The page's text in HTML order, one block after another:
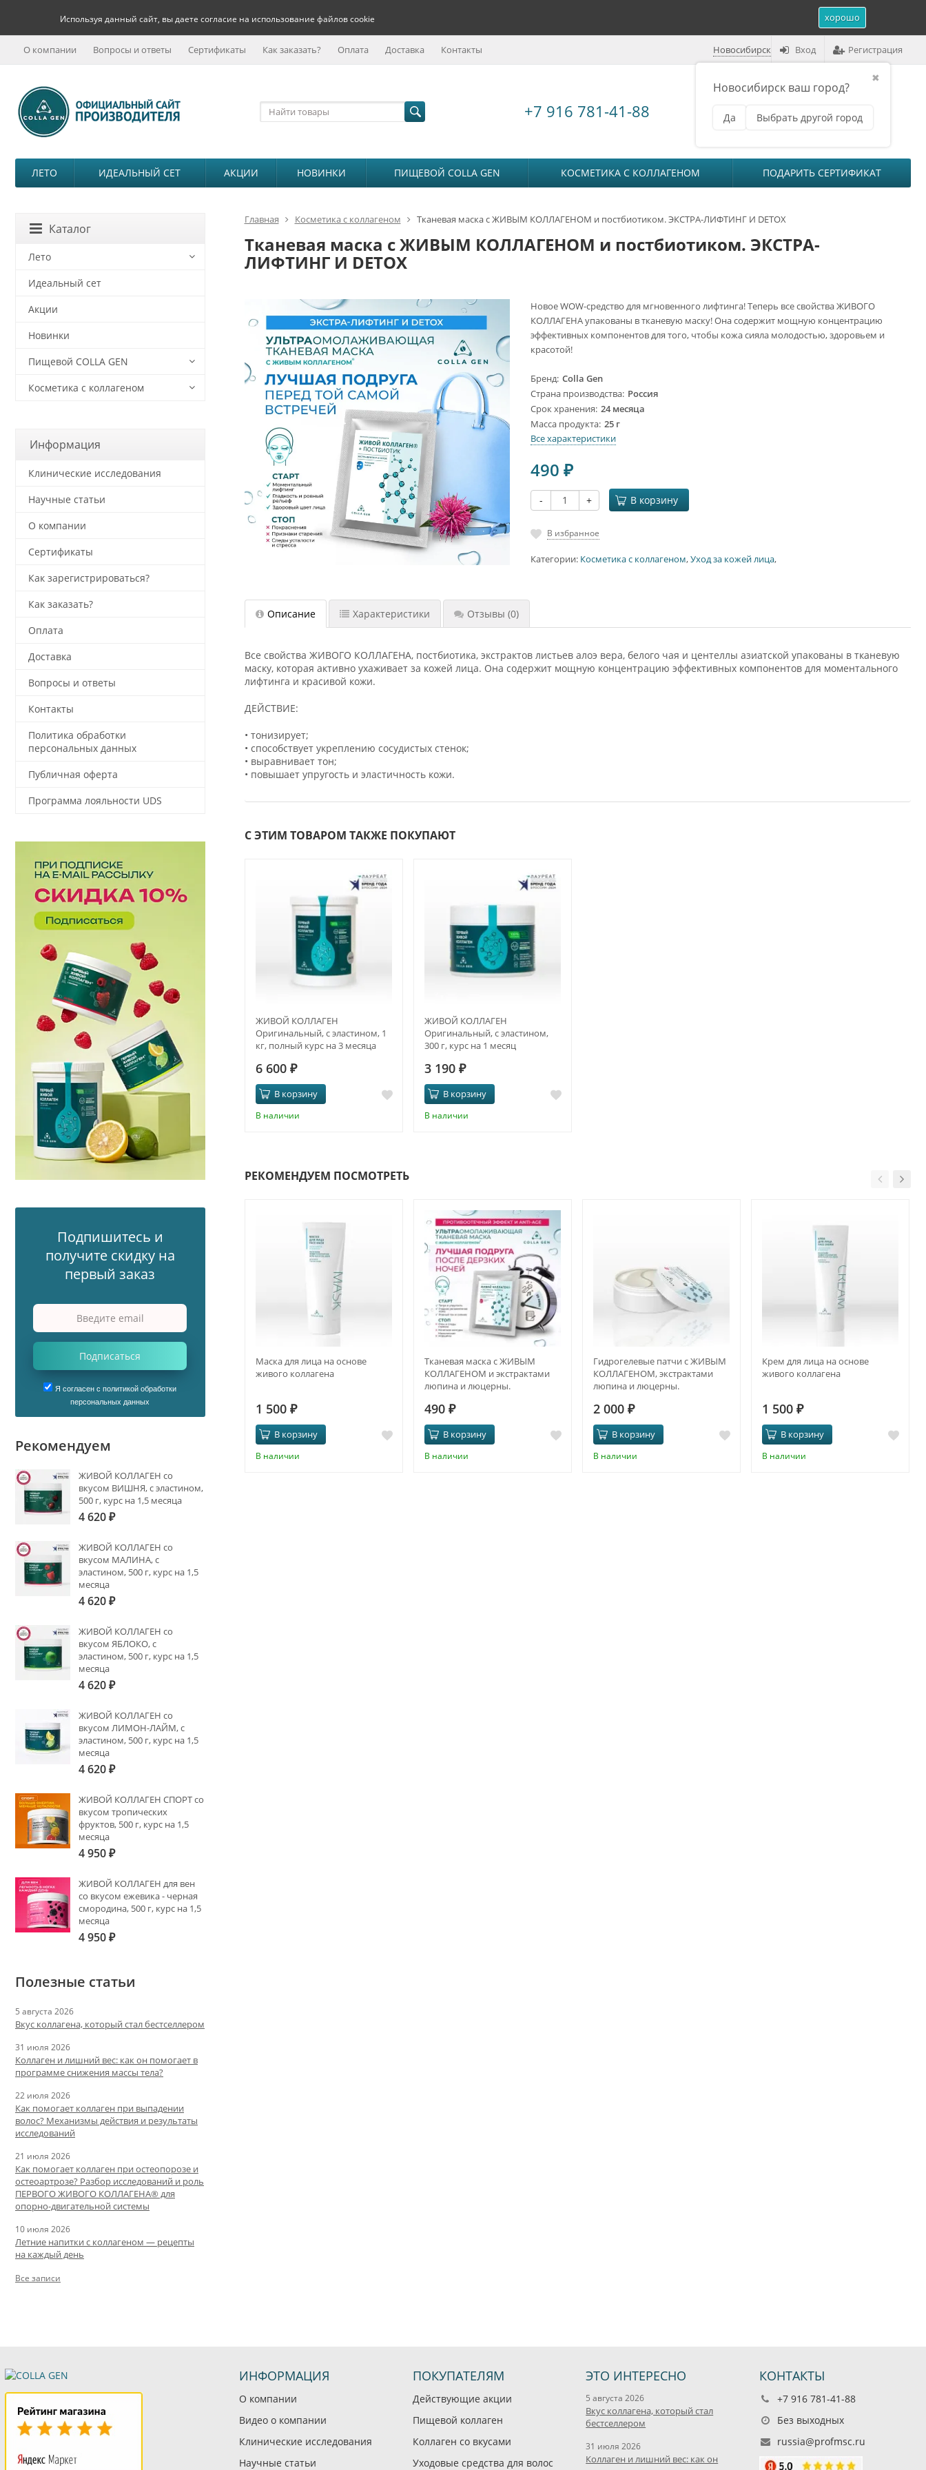
Используя данный сайт, вы даете согласие на использование файлов cookie хорошо
Новосибирск
✖
Новосибирск ваш город?
Да Выбрать другой город
Вход Регистрация
О компании Вопросы и ответы Сертификаты Как заказать? Оплата Доставка Контакты
+7 916 781-41-88 на сумму0 ₽
ЛЕТО ИДЕАЛЬНЫЙ СЕТ АКЦИИ НОВИНКИ ПИЩЕВОЙ COLLA GEN КОСМЕТИКА С КОЛЛАГЕНОМ ПОДАРИТЬ СЕРТИФИКАТ
Главная Косметика с коллагеном Тканевая маска с ЖИВЫМ КОЛЛАГЕНОМ и постбиотиком. ЭКСТРА-ЛИФТИНГ И DETOX
Тканевая маска с ЖИВЫМ КОЛЛАГЕНОМ и постбиотиком. ЭКСТРА-
ЛИФТИНГ И DETOX
Новое WOW-средство для мгновенного лифтинга! Теперь все свойства ЖИВОГО
КОЛЛАГЕНА упакованы в тканевую маску! Она содержит мощную концентрацию
эффективных компонентов для того, чтобы кожа сияла молодостью, здоровьем и
красотой!
Бренд Colla Gen
Страна производства Россия
Срок хранения 24 месяца
Масса продукта 25 г
Все характеристики
490₽
- + В корзину
В избранное
Категории: Косметика с коллагеном,Уход за кожей лица,
Описание Характеристики Отзывы (0)
Все свойства ЖИВОГО КОЛЛАГЕНА, постбиотика, экстрактов листьев алоэ вера, белого чая и центеллы азиатской упакованы в тканевую
маску, которая активно ухаживает за кожей лица. Она содержит мощную концентрацию эффективных компонентов для моментального
лифтинга и красивой кожи.
ДЕЙСТВИЕ:
• тонизирует;
• способствует укреплению сосудистых стенок;
• выравнивает тон;
• повышает упругость и эластичность кожи.
С ЭТИМ ТОВАРОМ ТАКЖЕ ПОКУПАЮТ
ЖИВОЙ КОЛЛАГЕН
Оригинальный, с эластином, 1
кг, полный курс на 3 месяца
6 600 ₽
В корзину
В наличии
ЖИВОЙ КОЛЛАГЕН
Оригинальный, с эластином,
300 г, курс на 1 месяц
3 190 ₽
В корзину
В наличии
РЕКОМЕНДУЕМ ПОСМОТРЕТЬ
Маска для лица на основе
живого коллагена
1 500 ₽
В корзину
В наличии
Тканевая маска с ЖИВЫМ
КОЛЛАГЕНОМ и экстрактами
люпина и люцерны.
ANTI-AGE
490 ₽
В корзину
В наличии
Гидрогелевые патчи с ЖИВЫМ
КОЛЛАГЕНОМ, экстрактами
люпина и люцерны.
ANTI-AGE
2 000 ₽
В корзину
В наличии
Крем для лица на основе
живого коллагена
1 500 ₽
В корзину
В наличии
Каталог
Лето
Идеальный сет
Акции
Новинки
Пищевой COLLA GEN
Косметика с коллагеном
Информация
Клинические исследования
Научные статьи
О компании
Сертификаты
Как зарегистрироваться?
Как заказать?
Оплата
Доставка
Вопросы и ответы
Контакты
Политика обработки
персональных данных
Публичная оферта
Программа лояльности UDS
Подпишитесь и
получите скидку на
первый заказ
Подписаться
Я согласен с политикой обработки
персональных данных
Рекомендуем
ЖИВОЙ КОЛЛАГЕН со
вкусом ВИШНЯ, с эластином,
500 г, курс на 1,5 месяца
4 620₽
ЖИВОЙ КОЛЛАГЕН со
вкусом МАЛИНА, с
эластином, 500 г, курс на 1,5
месяца
4 620₽
ЖИВОЙ КОЛЛАГЕН со
вкусом ЯБЛОКО, с
эластином, 500 г, курс на 1,5
месяца
4 620₽
ЖИВОЙ КОЛЛАГЕН со
вкусом ЛИМОН-ЛАЙМ, с
эластином, 500 г, курс на 1,5
месяца
4 620₽
ЖИВОЙ КОЛЛАГЕН СПОРТ со
вкусом тропических
фруктов, 500 г, курс на 1,5
месяца
4 950₽
ЖИВОЙ КОЛЛАГЕН для вен
со вкусом ежевика - черная
смородина, 500 г, курс на 1,5
месяца
4 950₽
Полезные статьи
5 августа 2026
Вкус коллагена, который стал бестселлером
31 июля 2026
Коллаген и лишний вес: как он помогает в
программе снижения массы тела?
22 июля 2026
Как помогает коллаген при выпадении
волос? Механизмы действия и результаты
исследований
21 июля 2026
Как помогает коллаген при остеопорозе и
остеоартрозе? Разбор исследований и роль
ПЕРВОГО ЖИВОГО КОЛЛАГЕНА® для
опорно-двигательной системы
10 июля 2026
Летние напитки с коллагеном — рецепты
на каждый день
Все записи
ИНФОРМАЦИЯ
О компании
Видео о компании
Клинические исследования
Научные статьи
ПОКУПАТЕЛЯМ
Действующие акции
Пищевой коллаген
Коллаген со вкусами
Уходовые средства для волос
ЭТО ИНТЕРЕСНО
5 августа 2026
Вкус коллагена, который стал
бестселлером
31 июля 2026
Коллаген и лишний вес: как он
КОНТАКТЫ
+7 916 781-41-88
Без выходных
russia@profmsc.ru